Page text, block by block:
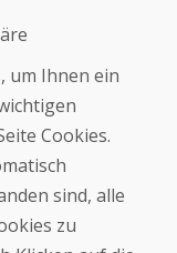
um Ihnen ein
Cookies.
sind, alle
zu